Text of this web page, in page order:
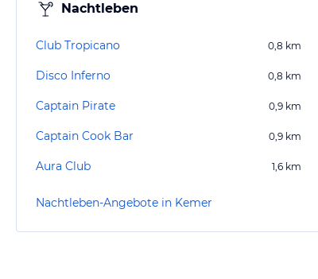
Nachtleben
Club Tropicano 0,8 km
Disco Inferno 0,8 km
Captain Pirate 0,9 km
Captain Cook Bar 0,9 km
Aura Club 1,6 km
Nachtleben-Angebote in Kemer